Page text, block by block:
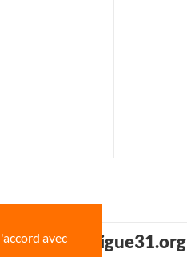
www.ligue31.org
avec